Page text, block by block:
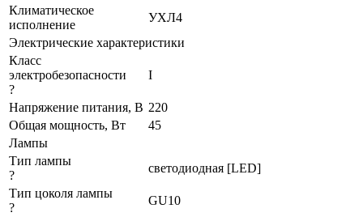
Климатическое
исполнение
УХЛ4
Электрические характеристики
Класс
электробезопасности
?
I
Напряжение питания, В 220
Общая мощность, Вт
45
Лампы
Тип лампы
?
светодиодная [LED]
Тип цоколя лампы
?
GU10